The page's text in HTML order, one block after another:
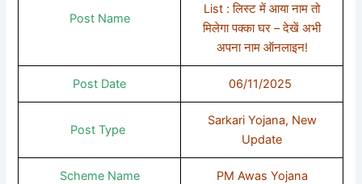
Post Name
List : लिस्ट में आया नाम तो
मिलेगा पक्का घर – देखें अभी
अपना नाम ऑनलाइन!
Post Date 06/11/2025
Post Type
Sarkari Yojana, New
Update
Scheme Name PM Awas Yojana